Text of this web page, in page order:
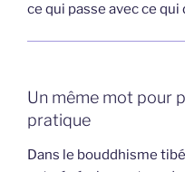
ce qui passe avec ce
Un même mot pour
pratique
Dans le bouddhisme